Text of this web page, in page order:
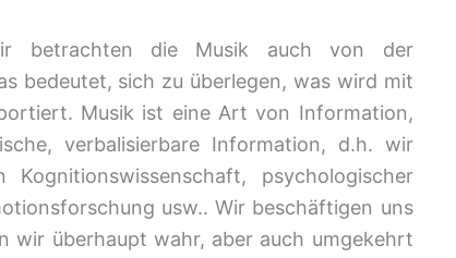
betrachten die Musik auch von der
bedeutet, sich zu überlegen, was wird mit
Musik ist eine Art von Information,
verbalisierbare Information, d.h. wir
psychologischer
usw.. Wir beschäftigen uns
wir überhaupt wahr, aber auch umgekehrt